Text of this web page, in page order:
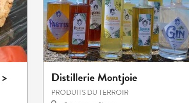
Distillerie Montjoie
PRODUITS DU TERROIR